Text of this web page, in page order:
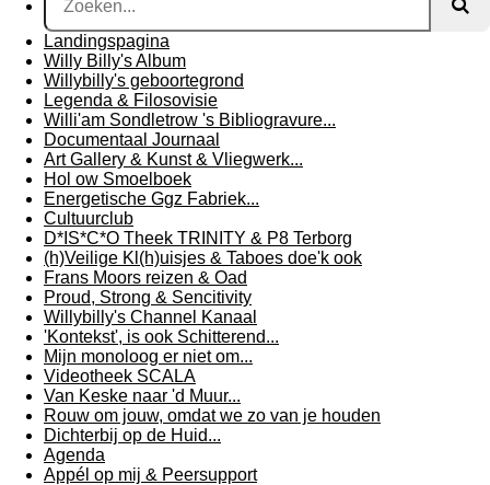
Landingspagina
Willy Billy's Album
Willybilly's geboortegrond
Legenda & Filosovisie
Willi'am Sondletrow 's Bibliogravure...
Documentaal Journaal
Art Gallery & Kunst & Vliegwerk...
Hol ow Smoelboek
Energetische Ggz Fabriek...
Cultuurclub
D*IS*C*O Theek TRINITY & P8 Terborg
(h)Veilige Kl(h)uisjes & Taboes doe'k ook
Frans Moors reizen & Oad
Proud, Strong & Sencitivity
Willybilly's Channel Kanaal
'Kontekst', is ook Schitterend...
Mijn monoloog er niet om...
Videotheek SCALA
Van Keske naar 'd Muur...
Rouw om jouw, omdat we zo van je houden
Dichterbij op de Huid...
Agenda
Appél op mij & Peersupport